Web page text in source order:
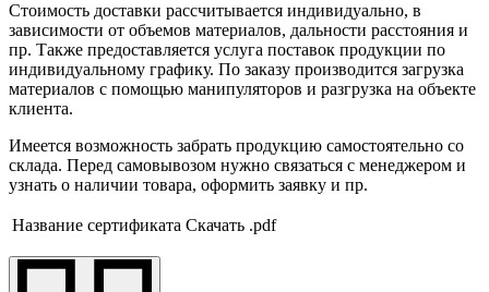
Стоимость доставки рассчитывается индивидуально, в
зависимости от объемов материалов, дальности расстояния и
пр. Также предоставляется услуга поставок продукции по
индивидуальному графику. По заказу производится загрузка
материалов с помощью манипуляторов и разгрузка на объекте
клиента.
Имеется возможность забрать продукцию самостоятельно со
склада. Перед самовывозом нужно связаться с менеджером и
узнать о наличии товара, оформить заявку и пр.
Название сертификата Скачать .pdf